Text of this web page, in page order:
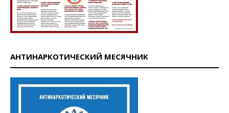
АНТИНАРКОТИЧЕСКИЙ МЕСЯЧНИК